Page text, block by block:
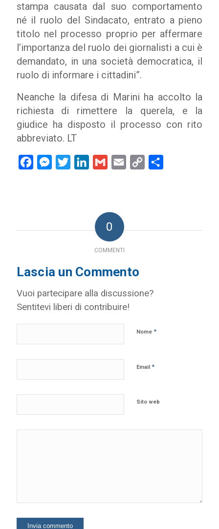
stampa causata dal suo comportamento
né il ruolo del Sindacato, entrato a pieno
titolo nel processo proprio per affermare
l’importanza del ruolo dei giornalisti a cui è
demandato, in una società democratica, il
ruolo di informare i cittadini”.
Neanche la difesa di Marini ha accolto la
richiesta di rimettere la querela, e la
giudice ha disposto il processo con rito
abbreviato. LT
FacebookMessenger
Twitter LinkedInGmail Email
Copy
0
COMMENTI
Lascia un Commento
Vuoi partecipare alla discussione?
Sentitevi liberi di contribuire!
Nome *
Email *
Sito web